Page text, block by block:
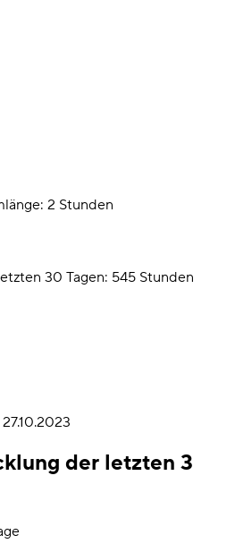
2 Stunden
30 Tagen: 545 Stunden
27.10.2023
der letzten 3